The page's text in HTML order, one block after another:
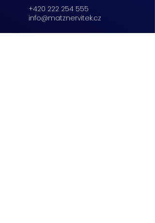
+420 222 254 555
info@matznervitek.cz